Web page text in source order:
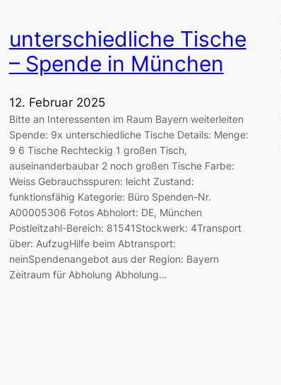
unterschiedliche Tische
– Spende in München
12. Februar 2025
Bitte an Interessenten im Raum Bayern weiterleiten
Spende: 9x unterschiedliche Tische Details: Menge:
9 6 Tische Rechteckig 1 großen Tisch,
auseinanderbaubar 2 noch großen Tische Farbe:
Weiss Gebrauchsspuren: leicht Zustand:
funktionsfähig Kategorie: Büro Spenden-Nr.
A00005306 Fotos Abholort: DE, München
Postleitzahl-Bereich: 81541Stockwerk: 4Transport
über: AufzugHilfe beim Abtransport:
neinSpendenangebot aus der Region: Bayern
Zeitraum für Abholung Abholung…